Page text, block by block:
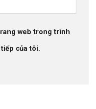
web trong trình
của tôi.